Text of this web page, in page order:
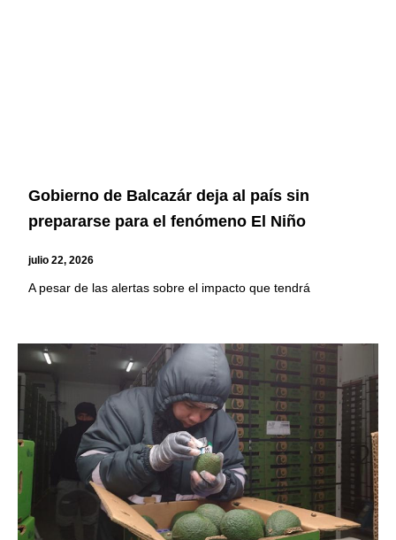
Gobierno de Balcazár deja al país sin
prepararse para el fenómeno El Niño
julio 22, 2026
A pesar de las alertas sobre el impacto que tendrá